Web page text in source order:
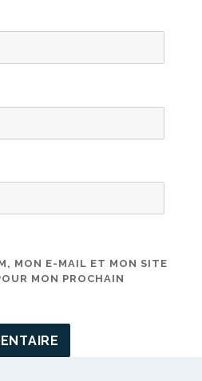
MON E-MAIL ET MON SITE
MON PROCHAIN